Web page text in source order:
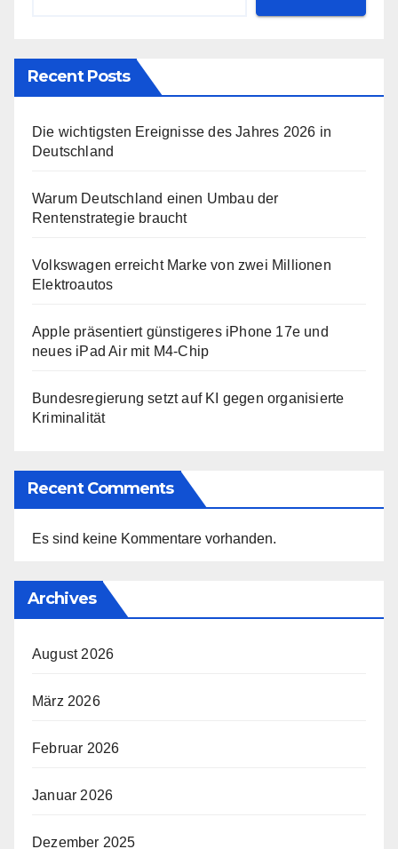
Recent Posts
Die wichtigsten Ereignisse des Jahres 2026 in
Deutschland
Warum Deutschland einen Umbau der
Rentenstrategie braucht
Volkswagen erreicht Marke von zwei Millionen
Elektroautos
Apple präsentiert günstigeres iPhone 17e und
neues iPad Air mit M4-Chip
Bundesregierung setzt auf KI gegen organisierte
Kriminalität
Recent Comments
Es sind keine Kommentare vorhanden.
Archives
August 2026
März 2026
Februar 2026
Januar 2026
Dezember 2025